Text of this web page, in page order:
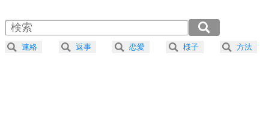
4 器の大きい人は、怒りを優しさで表現する。
プラス思考
2.0倍速 （219KB 55秒）
2.5倍速 （176KB 44秒）
3.0倍速 （146KB 37秒）
連絡 返事 恋愛 様子 方法